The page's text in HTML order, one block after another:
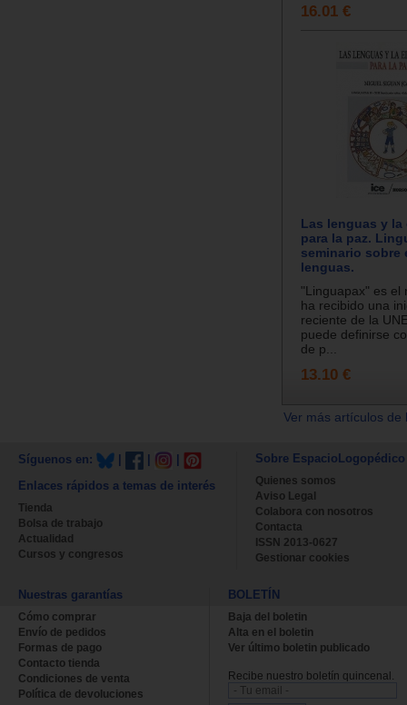
16.01 €
Las lenguas y
para la paz.
seminario sobre
lenguas.
"Linguapax" es el
ha recibido una
reciente de la
puede definirse
de p...
13.10 €
Ver más artículos
Síguenos en:
Enlaces rápidos a temas de interés
Tienda
Bolsa de trabajo
Actualidad
Cursos y congresos
Sobre EspacioLogopédico
Quienes somos
Aviso Legal
Colabora con nosotros
Contacta
ISSN 2013-0627
Gestionar cookies
Nuestras garantías
Cómo comprar
Envío de pedidos
Formas de pago
Contacto tienda
Condiciones de venta
Política de devoluciones
BOLETÍN
Baja del boletin
Alta en el boletin
Ver último boletin publicado
Recibe nuestro boletín quincenal.